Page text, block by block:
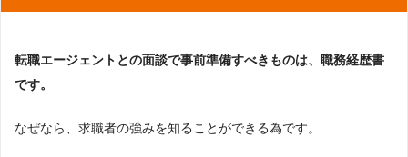
転職エージェントとの面談で事前準備すべきものは、職務経歴書
です。
なぜなら、求職者の強みを知ることができる為です。